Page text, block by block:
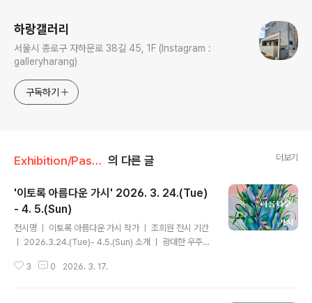
하랑갤러리
서울시 종로구 자하문로 38길 45, 1F (Instagram :
galleryharang)
구독하기
Exhibition/Past Exhibitions 의 다른 글 더보기
'이토록 아름다운 가시' 2026. 3. 24.(Tue)
- 4. 5.(Sun)
전시명 ㅣ 이토록 아름다운 가시 작가 ㅣ 조희원 전시 기간
ㅣ 2026.3.24.(Tue)- 4.5.(Sun) 소개 ㅣ 광대한 우주
미해 보이는 존재 안에는 각기 다른 삶의 결, 시간, 그리고
3 0 2026. 3. 17.